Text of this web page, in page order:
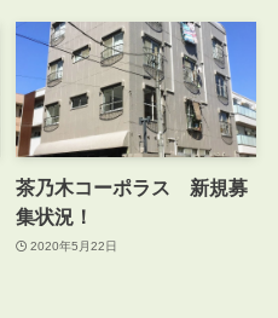
茶乃木コーポラス 新規募
集状況！
2020年5月22日